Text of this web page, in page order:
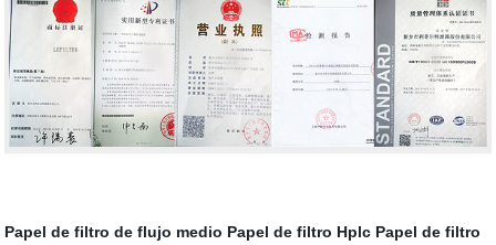
Papel de filtro de flujo medio Papel de filtro Hplc Papel de filtro